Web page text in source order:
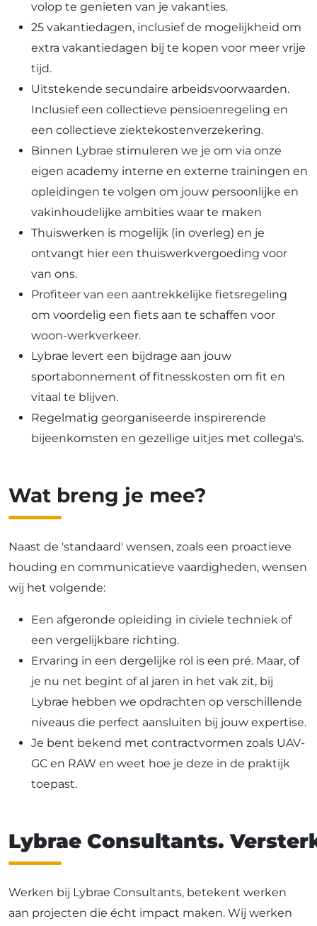
volop te genieten van je vakanties.
25 vakantiedagen, inclusief de mogelijkheid om
extra vakantiedagen bij te kopen voor meer vrije
tijd.
Uitstekende secundaire arbeidsvoorwaarden.
Inclusief een collectieve pensioenregeling en
een collectieve ziektekostenverzekering.
Binnen Lybrae stimuleren we je om via onze
eigen academy interne en externe trainingen en
opleidingen te volgen om jouw persoonlijke en
vakinhoudelijke ambities waar te maken
Thuiswerken is mogelijk (in overleg) en je
ontvangt hier een thuiswerkvergoeding voor
van ons.
Profiteer van een aantrekkelijke fietsregeling
om voordelig een fiets aan te schaffen voor
woon-werkverkeer.
Lybrae levert een bijdrage aan jouw
sportabonnement of fitnesskosten om fit en
vitaal te blijven.
Regelmatig georganiseerde inspirerende
bijeenkomsten en gezellige uitjes met collega's.
Wat breng je mee?
Naast de 'standaard' wensen, zoals een proactieve
houding en communicatieve vaardigheden, wensen
wij het volgende:
Een afgeronde opleiding in civiele techniek of
een vergelijkbare richting.
Ervaring in een dergelijke rol is een pré. Maar, of
je nu net begint of al jaren in het vak zit, bij
Lybrae hebben we opdrachten op verschillende
niveaus die perfect aansluiten bij jouw expertise.
Je bent bekend met contractvormen zoals UAV-
GC en RAW en weet hoe je deze in de praktijk
toepast.
Lybrae Consultants.
Werken bij Lybrae Consultants, betekent werken
aan projecten die écht impact maken. Wij werken